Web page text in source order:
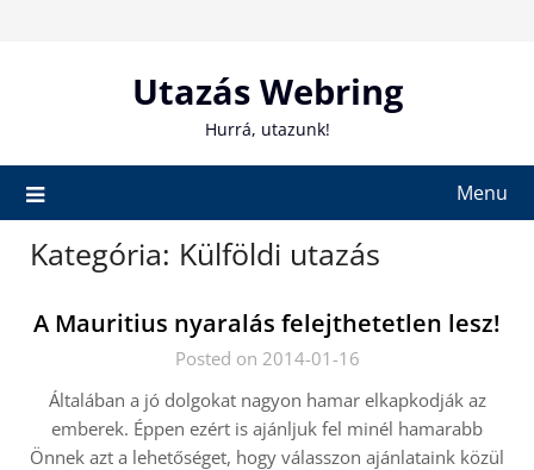
Utazás Webring
Hurrá, utazunk!
Menu
Kategória: Külföldi utazás
A Mauritius nyaralás felejthetetlen lesz!
Posted on 2014-01-16
Általában a jó dolgokat nagyon hamar elkapkodják az
emberek. Éppen ezért is ajánljuk fel minél hamarabb
Önnek azt a lehetőséget, hogy válasszon ajánlataink közül